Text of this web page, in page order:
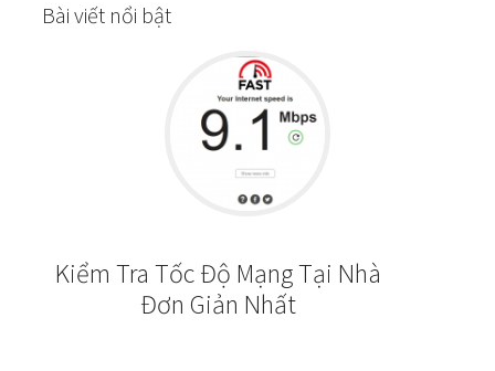
Bài viết nổi bật
Kiểm Tra Tốc Độ Mạng Tại Nhà
Đơn Giản Nhất